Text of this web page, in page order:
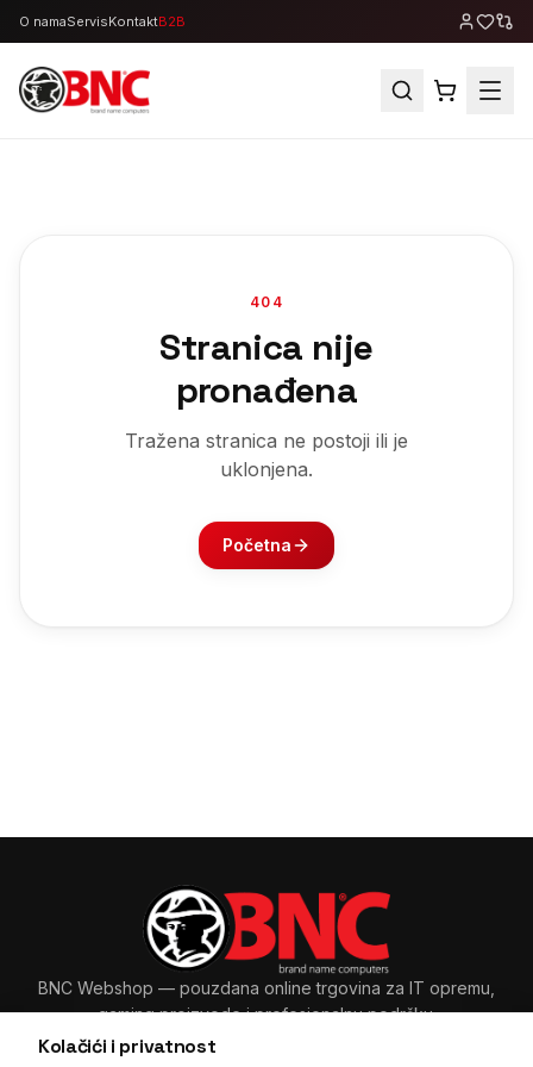
O namaServisKontaktB2B
Kolačići i privatnost
404
Stranica nije
pronađena
Tražena stranica ne postoji ili je
uklonjena.
Početna
BNC Webshop — pouzdana online trgovina za IT opremu,
gaming proizvode i profesionalnu podršku.